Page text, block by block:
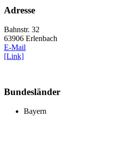
Adresse
Bahnstr. 32
63906 Erlenbach
E-Mail
[Link]
Bundesländer
Bayern